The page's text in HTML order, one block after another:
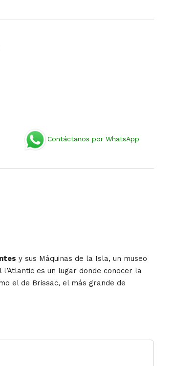
Contáctanos por WhatsApp
y sus Máquinas de la Isla, un museo
es un lugar donde conocer la
el de Brissac, el más grande de